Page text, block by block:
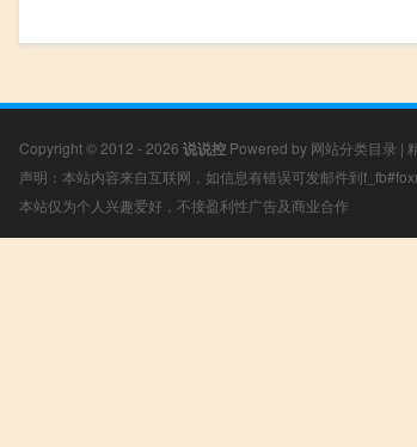
Copyright © 2012 - 2026 说说控 Powered by 网站分类目录 |
声明：本站内容来自互联网，如信息有错误可发邮件到
本站仅为个人兴趣爱好，不接盈利性广告及商业合作